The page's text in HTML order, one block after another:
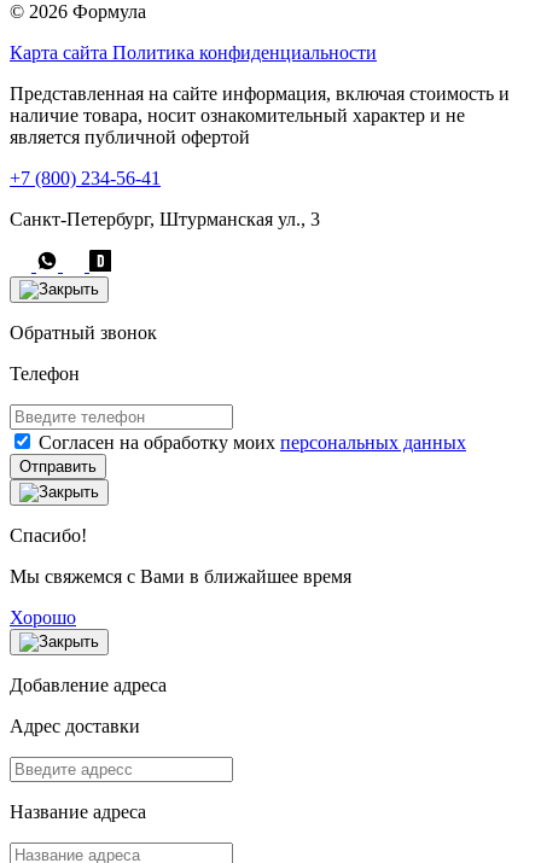
© 2026 Формула
Карта сайта Политика конфиденциальности
Представленная на сайте информация, включая стоимость и
наличие товара, носит ознакомительный характер и не
является публичной офертой
+7 (800) 234-56-41
Санкт-Петербург, Штурманская ул., 3
Обратный звонок
Телефон
Согласен на обработку моих персональных данных
Отправить
Спасибо!
Мы свяжемся с Вами в ближайшее время
Хорошо
Добавление адреса
Адрес доставки
Название адреса